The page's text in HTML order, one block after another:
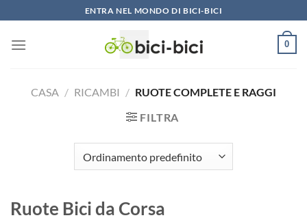
al
contenuto
ENTRA NEL MONDO DI BICI-BICI
0
CASA / RICAMBI / RUOTE COMPLETE E RAGGI
FILTRA
Ruote Bici da Corsa